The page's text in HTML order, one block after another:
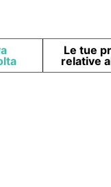
Le tue
relative